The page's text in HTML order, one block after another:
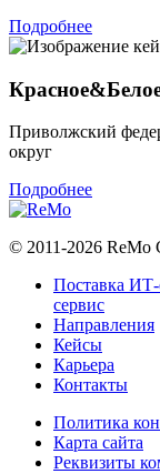
Подробнее
Приволжский
округ
Подробнее
© 2011-2026 ReMo
Поставка ИТ-
сервис
Направления
Кейсы
Карьера
Контакты
Политика
Карта сайта
Реквизиты